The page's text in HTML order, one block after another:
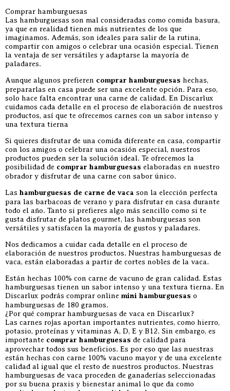
Comprar hamburguesas
Las hamburguesas son mal consideradas como comida basura,
ya que en realidad tienen más nutrientes de los que
imaginamos. Además, son ideales para salir de la rutina,
compartir con amigos o celebrar una ocasión especial. Tienen
la ventaja de ser versátiles y adaptarse la mayoría de
paladares.
Aunque algunos prefieren comprar hamburguesas hechas,
prepararlas en casa puede ser una excelente opción. Para eso,
solo hace falta encontrar una carne de calidad. En Discarlux
cuidamos cada detalle en el proceso de elaboración de nuestros
productos, así que te ofrecemos carnes con un sabor intenso y
una textura tierna
Si quieres disfrutar de una comida diferente en casa, compartir
con los amigos o celebrar una ocasión especial, nuestros
productos pueden ser la solución ideal. Te ofrecemos la
posibilidad de comprar hamburguesas elaboradas en nuestro
obrador y disfrutar de una carne con sabor único.
Las hamburguesas de carne de vaca son la elección perfecta
para las barbacoas de verano y para disfrutar en casa durante
todo el año. Tanto si prefieres algo más sencillo como si te
gusta disfrutar de platos gourmet, las hamburguesas son
versátiles y satisfacen la mayoría de gustos y paladares.
Nos dedicamos a cuidar cada detalle en el proceso de
elaboración de nuestros productos. Nuestras hamburguesas de
vaca, están elaboradas a partir de cortes nobles de la vaca.
Están hechas 100% con carne de vacuno de gran calidad. Estas
hamburguesas tienen un sabor intenso y una textura tierna. En
Discarlux podrás comprar online mini hamburguesas o
hamburguesas de 180 gramos.
¿Por qué comprar hamburguesas de vaca en Discarlux?
Las carnes rojas aportan importantes nutrientes, como hierro,
potasio, proteínas y vitaminas A, D, E y B12. Sin embargo, es
importante comprar hamburguesas de calidad para
aprovechar todos sus beneficios. Es por eso que las nuestras
están hechas con carne 100% vacuno mayor y de una excelente
calidad al igual que el resto de nuestros productos. Nuestras
hamburguesas de vaca proceden de ganaderías seleccionadas
por su buena praxis y bienestar animal lo que da como